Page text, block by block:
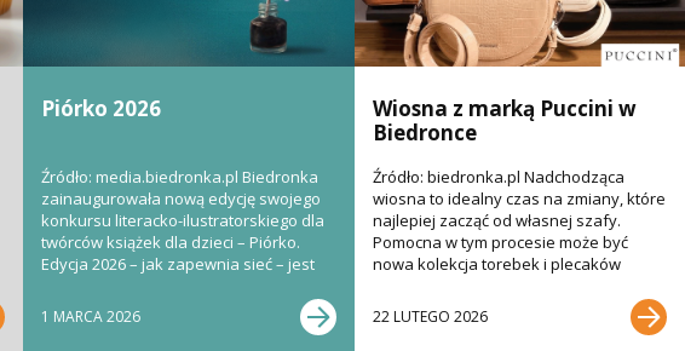
Piórko 2026
Źródło: media.biedronka.pl Biedronka
zainaugurowała nową edycję swojego
konkursu literacko-ilustratorskiego dla
twórców książek dla dzieci – Piórko.
Edycja 2026 – jak zapewnia sieć – jest
1 MARCA 2026
Wiosna z marką Puccini w
Biedronce
Źródło: biedronka.pl Nadchodząca
wiosna to idealny czas na zmiany, które
najlepiej zacząć od własnej szafy.
Pomocna w tym procesie może być
nowa kolekcja torebek i plecaków
22 LUTEGO 2026